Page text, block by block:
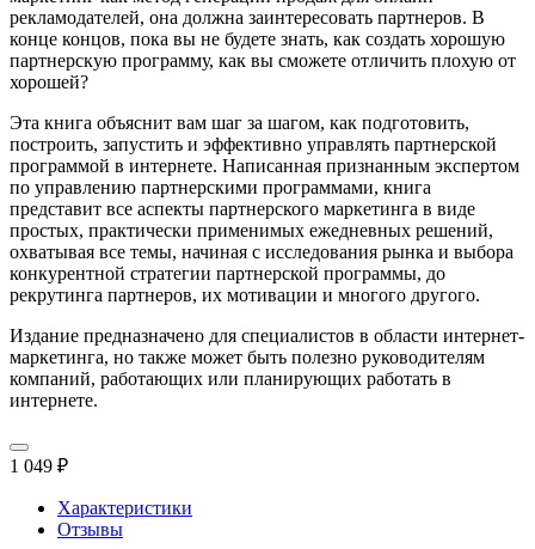
рекламодателей, она должна заинтересовать партнеров. В
конце концов, пока вы не будете знать, как создать хорошую
партнерскую программу, как вы сможете отличить плохую от
хорошей?
Эта книга объяснит вам шаг за шагом, как подготовить,
построить, запустить и эффективно управлять партнерской
программой в интернете. Написанная признанным экспертом
по управлению партнерскими программами, книга
представит все аспекты партнерского маркетинга в виде
простых, практически применимых ежедневных решений,
охватывая все темы, начиная с исследования рынка и выбора
конкурентной стратегии партнерской программы, до
рекрутинга партнеров, их мотивации и многого другого.
Издание предназначено для специалистов в области интернет-
маркетинга, но также может быть полезно руководителям
компаний, работающих или планирующих работать в
интернете.
1 049 ₽
Характеристики
Отзывы